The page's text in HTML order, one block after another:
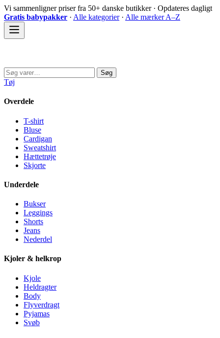
Spring
til
indhold
Vi sammenligner priser fra 50+ danske butikker · Opdateres dagligt
Gratis babypakker · Alle kategorier· Alle mærker A–Z
Søg
efter:
Søg
Tøj
Overdele
T-shirt
Bluse
Cardigan
Sweatshirt
Hættetrøje
Skjorte
Underdele
Bukser
Leggings
Shorts
Jeans
Nederdel
Kjoler & helkrop
Kjole
Heldragter
Body
Flyverdragt
Pyjamas
Svøb